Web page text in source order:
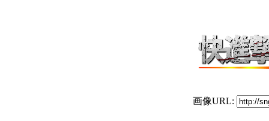
画像URL: